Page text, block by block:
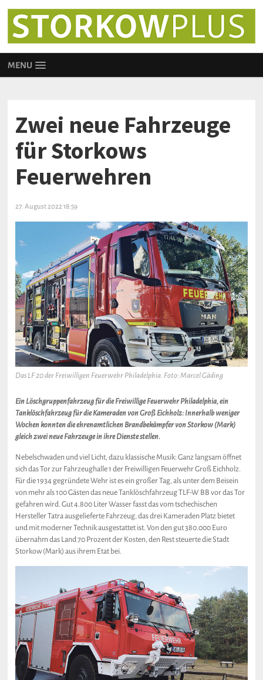
MENU
Zwei neue Fahrzeuge
für Storkows
Feuerwehren
27. August 2022 18:59
Das LF 20 der Freiwilligen Feuerwehr Philadelphia. Foto: Marcel Gäding
Ein Löschgruppenfahrzeug für die Freiwillige Feuerwehr Philadelphia, ein
Tanklöschfahrzeug für die Kameraden von Groß Eichholz: Innerhalb weniger
Wochen konnten die ehrenamtlichen Brandbekämpfer von Storkow (Mark)
gleich zwei neue Fahrzeuge in ihre Dienste stellen.
Nebelschwaden und viel Licht, dazu klassische Musik: Ganz langsam öffnet
sich das Tor zur Fahrzeughalle 1 der Freiwilligen Feuerwehr Groß Eichholz.
Für die 1934 gegründete Wehr ist es ein großer Tag, als unter dem Beisein
von mehr als 100 Gästen das neue Tanklöschfahrzeug TLF-W BB vor das Tor
gefahren wird. Gut 4.800 Liter Wasser fasst das vom tschechischen
Hersteller Tatra ausgelieferte Fahrzeug, das drei Kameraden Platz bietet
und mit moderner Technik ausgestattet ist. Von den gut 380.000 Euro
übernahm das Land 70 Prozent der Kosten, den Rest steuerte die Stadt
Storkow (Mark) aus ihrem Etat bei.